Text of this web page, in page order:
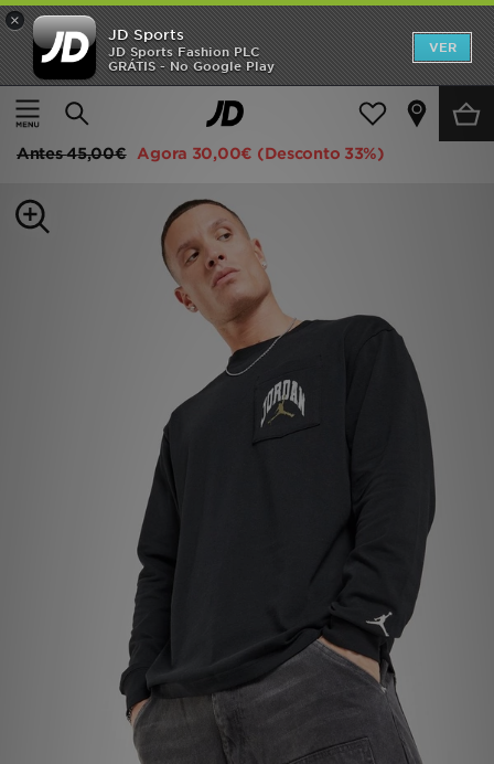
×
JD Sports
JD Sports Fashion PLC
GRÁTIS - No Google Play
VER
Página principal
Homem Roupa de Homem T-Shirts
Jordan Pocket Long Sleeve T-Shirt
Antes45,00€ Agora 30,00€ (Desconto 33%)
INÍCIO
Promoções
MULHER
LOCALIZADOR DE LOJAS